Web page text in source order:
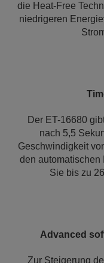
die Heat-Free
niedrigeren
Der ET-16680
nach 5,5
Geschwindigkeit
den automatischen
Sie bis zu
Advanced
Zur Steigerung